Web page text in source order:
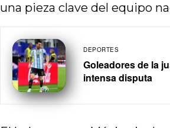
una pieza clave del equipo
DEPORTES
Goleadores de la
intensa disputa